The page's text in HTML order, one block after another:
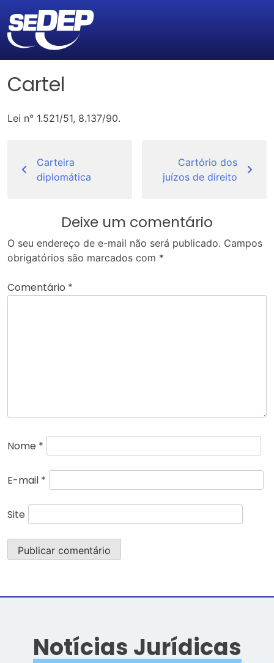
Cartel
Lei n° 1.521/51, 8.137/90.
de
Post
Carteira
diplomática
Cartório dos
juízos de direito
Deixe um comentário
O seu endereço de e-mail não será publicado. Campos
obrigatórios são marcados com *
Comentário *
Nome *
E-mail *
Site
Notícias Jurídicas